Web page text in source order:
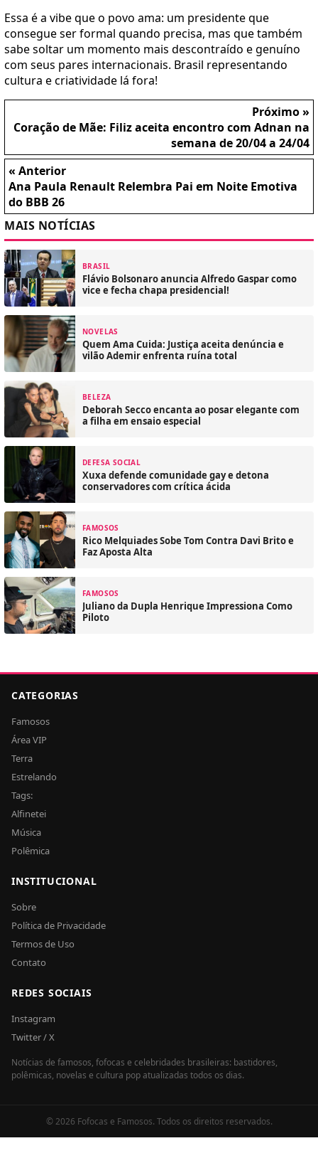
Essa é a vibe que o povo ama: um presidente que
consegue ser formal quando precisa, mas que também
sabe soltar um momento mais descontraído e genuíno
com seus pares internacionais. Brasil representando
cultura e criatividade lá fora!
Próximo »
Coração de Mãe: Filiz aceita encontro com Adnan na
semana de 20/04 a 24/04
« Anterior
Ana Paula Renault Relembra Pai em Noite Emotiva
do BBB 26
MAIS NOTÍCIAS
BRASIL
Flávio Bolsonaro anuncia Alfredo Gaspar como
vice e fecha chapa presidencial!
NOVELAS
Quem Ama Cuida: Justiça aceita denúncia e
vilão Ademir enfrenta ruína total
BELEZA
Deborah Secco encanta ao posar elegante com
a filha em ensaio especial
DEFESA SOCIAL
Xuxa defende comunidade gay e detona
conservadores com crítica ácida
FAMOSOS
Rico Melquiades Sobe Tom Contra Davi Brito e
Faz Aposta Alta
FAMOSOS
Juliano da Dupla Henrique Impressiona Como
Piloto
CATEGORIAS
Famosos
Área VIP
Terra
Estrelando
Tags:
Alfinetei
Música
Polêmica
INSTITUCIONAL
Sobre
Política de Privacidade
Termos de Uso
Contato
REDES SOCIAIS
Instagram
Twitter / X
Notícias de famosos, fofocas e celebridades brasileiras: bastidores,
polêmicas, novelas e cultura pop atualizadas todos os dias.
© 2026 Fofocas e Famosos. Todos os direitos reservados.